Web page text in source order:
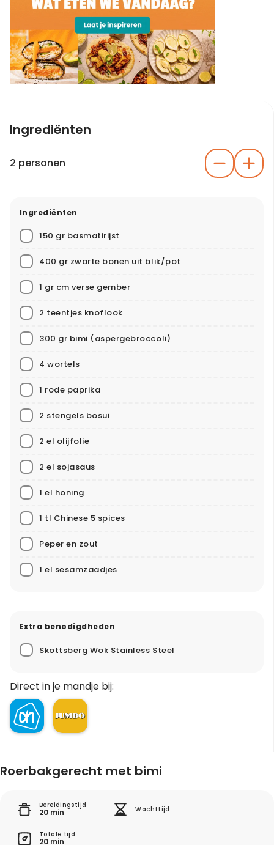
Ingrediënten
2 personen
Ingrediënten
150 gr basmatirijst
400 gr zwarte bonen uit blik/pot
1 gr cm verse gember
2 teentjes knoflook
300 gr bimi (aspergebroccoli)
4 wortels
1 rode paprika
2 stengels bosui
2 el olijfolie
2 el sojasaus
1 el honing
1 tl Chinese 5 spices
Peper en zout
1 el sesamzaadjes
Extra benodigdheden
Skottsberg Wok Stainless Steel
Direct in je mandje bij:
Roerbakgerecht met bimi
Bereidingstijd
20 min Wachttijd
Totale tijd
20 min